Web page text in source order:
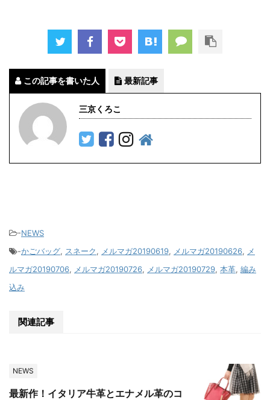
この記事を書いた人 最新記事
三京くろこ
-NEWS
-かごバッグ, スネーク, メルマガ20190619, メルマガ20190626, メ
ルマガ20190706, メルマガ20190726, メルマガ20190729, 本革, 編み
込み
関連記事
NEWS
最新作！イタリア牛革とエナメル革のコ